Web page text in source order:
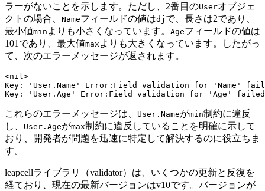
ラーがないことを示します。ただし、2番目のUserオブジェ
クトの場合、 Nameフィールドの値はdj で、長さは2であり、
最小値min よりも小さくなっています。 Ageフィールドの値は
101であり、最大値max よりも大きくなっています。したがっ
て、次のエラーメッセージが返されます。
<nil>
Key: 'User.Name' Error:Field validation for 'Name'
これらのエラーメッセージは、 User.Nameがmin制約に違反
し、
User.Ageがmax制約に違反していることを明確に示して
おり、開発者が問題を迅速に特定して解決するのに役立ちま
す。
leapcellライブラリ（validator）は、いくつかの更新と反復を
経ており、現在の最新バージョンはv10です。バージョンが